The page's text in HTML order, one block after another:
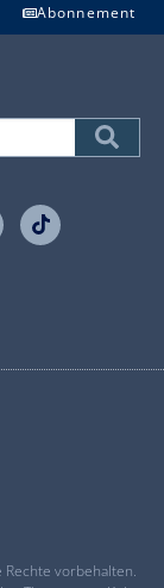
Abonnement
Rechte vorbehalten.